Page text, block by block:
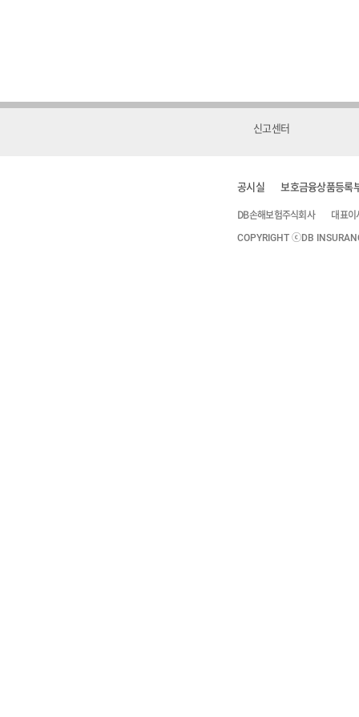
신고센터
공시실 보호금융상품등록
DB손해보험주식회사 대표이
COPYRIGHT ⓒDB